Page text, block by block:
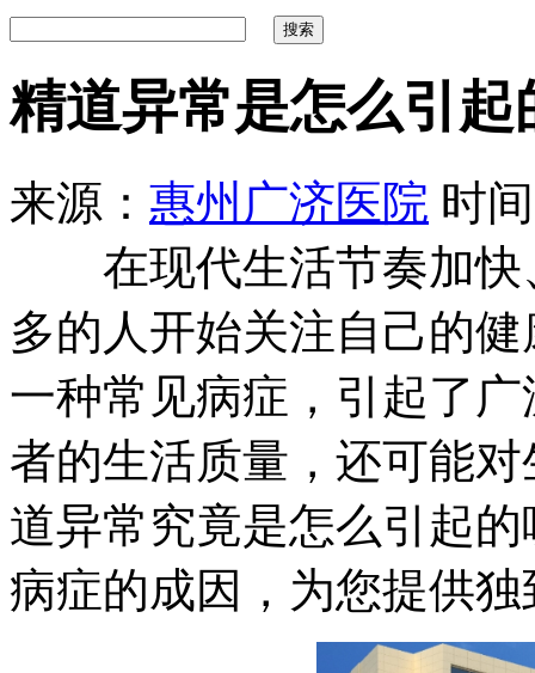
精道异常是怎么引起
来源： 惠州广济医院 时
在现代生活节奏加快
多的人开始关注自己的
一种常见病症，引起了
者的生活质量，还可能
道异常究竟是怎么引起
病症的成因，为您提供